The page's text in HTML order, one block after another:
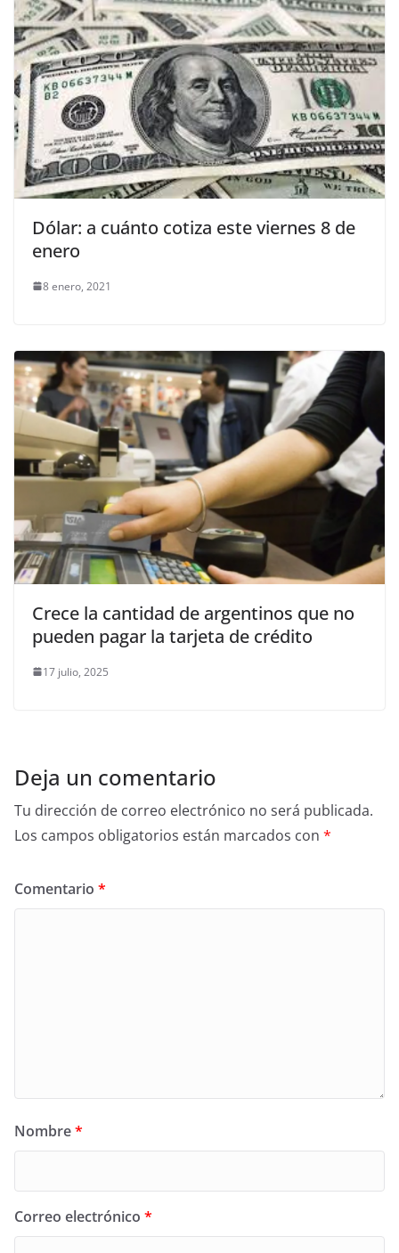
Dólar: a cuánto cotiza este viernes 8 de
enero
8 enero, 2021
Crece la cantidad de argentinos que no
pueden pagar la tarjeta de crédito
17 julio, 2025
Deja un comentario
Tu dirección de correo electrónico no será publicada.
Los campos obligatorios están marcados con *
Comentario *
Nombre*
Correo electrónico *